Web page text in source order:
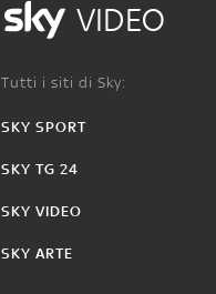
VIDEO
Tutti i siti di Sky:
SKY SPORT
SKY TG 24
SKY VIDEO
SKY ARTE